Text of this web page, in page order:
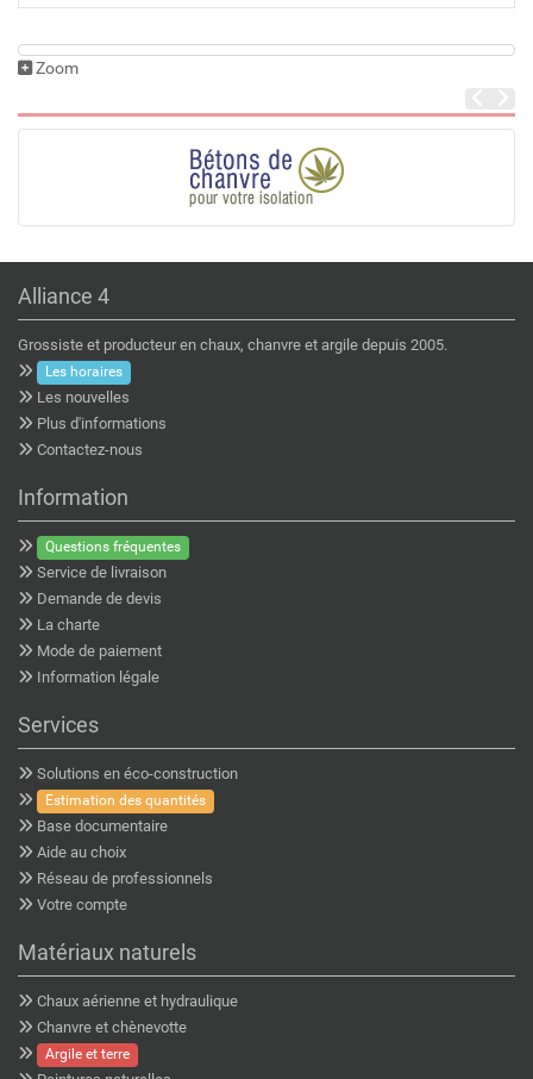
Zoom
Alliance 4
Grossiste et producteur en chaux, chanvre et argile depuis 2005.
Les horaires
Les nouvelles
Plus d'informations
Contactez-nous
Information
Questions fréquentes
Service de livraison
Demande de devis
La charte
Mode de paiement
Information légale
Services
Solutions en éco-construction
Estimation des quantités
Base documentaire
Aide au choix
Réseau de professionnels
Votre compte
Matériaux naturels
Chaux aérienne et hydraulique
Chanvre et chènevotte
Argile et terre